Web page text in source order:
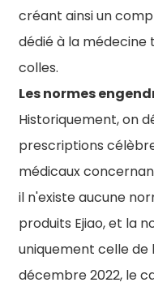
créant ainsi un
dédié à la médecine
colles.
Les normes
Historiquement, on
prescriptions
médicaux
il n'existe aucune
produits Ejiao, et la
uniquement celle de
décembre 2022, le